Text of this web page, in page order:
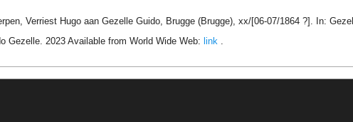
Verriest Hugo aan Gezelle Guido, Brugge (Brugge), xx/[06-07/1864 ?]. In:
Gezelle. 2023 Available from World Wide Web:link